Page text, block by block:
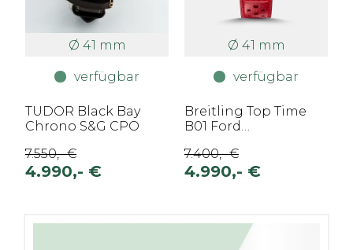
Ø 41 mm
verfügbar
TUDOR Black Bay
Chrono S&G CPO
4.990,- €
7.550,- €
Ø 41 mm
verfügbar
Breitling Top Time
B01 Ford
4.990,- €
7.400,- €